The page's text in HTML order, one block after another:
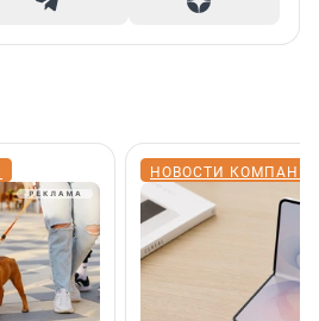
НОВОСТИ